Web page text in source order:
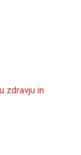
zdravju in